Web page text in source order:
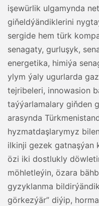
işewürlik ulgamynda
giňeldýändiklerini
sergide hem türk
senagaty, gurluşyk,
energetika, himiýa
ylym ýaly ugurlarda
tejribeleri, innowasion
taýýarlamalary giňden
arasynda
hyzmatdaşlarymyz
ilkinji gezek gatnaşýan
özi iki dostlukly
möhletleýin, özara
gyzyklanma
görkezýär” diýip,